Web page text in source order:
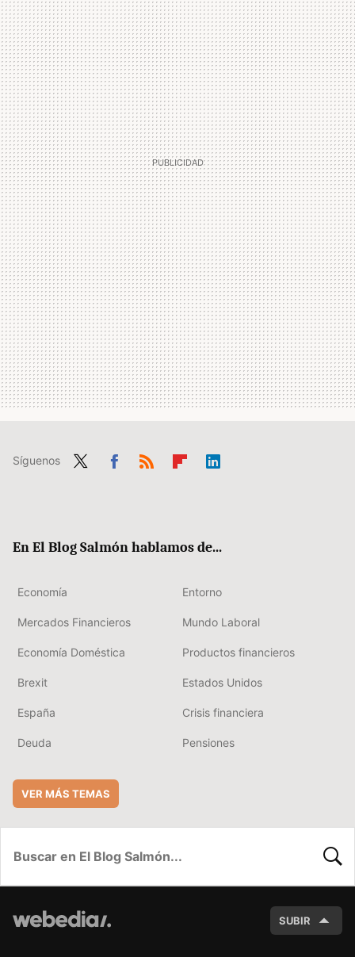
Síguenos
En El Blog Salmón hablamos de...
Economía Entorno
Mercados Financieros Mundo Laboral
Economía Doméstica Productos financieros
Brexit Estados Unidos
España Crisis financiera
Deuda Pensiones
VER MÁS TEMAS
SUBIR